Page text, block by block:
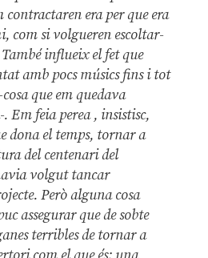
contractaren era per que era
com si volgueren escoltar-
influeix el fet que
amb pocs músics fins i tot
que em quedava
Em feia perea , insistisc,
dona el temps, tornar a
del centenari del
volgut tancar
Però alguna cosa
assegurar que de sobte
terribles de tornar a